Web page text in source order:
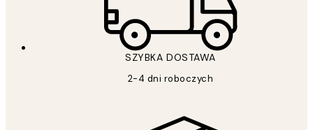
SZYBKA DOSTAWA
2-4 dni roboczych